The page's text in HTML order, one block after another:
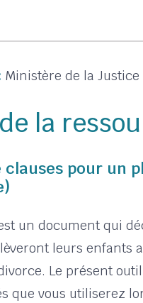
Ministère de la Justice
la
pour un
un document qui
leurs enfants
Le présent
que vous utiliserez